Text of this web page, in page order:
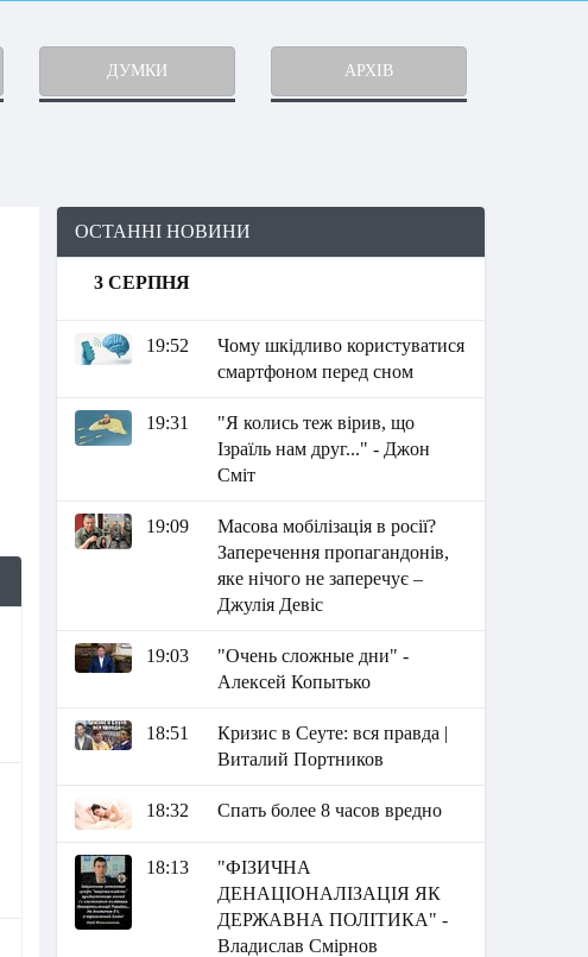
ДУМКИ АРХІВ
ОСТАННІ НОВИНИ
3 СЕРПНЯ
19:52
Чому шкідливо користуватися
смартфоном перед сном
19:31
"Я колись теж вірив, що
Ізраїль нам друг..." - Джон
Сміт
19:09
Масова мобілізація в росії?
Заперечення пропагандонів,
яке нічого не заперечує –
Джулія Девіс
19:03
"Очень сложные дни" -
Алексей Копытько
18:51
Кризис в Сеуте: вся правда |
Виталий Портников
18:32 Спать более 8 часов вредно
18:13
"ФІЗИЧНА
ДЕНАЦІОНАЛІЗАЦІЯ ЯК
ДЕРЖАВНА ПОЛІТИКА" -
Владислав Смірнов